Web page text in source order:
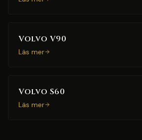
Volvo V90
Läs mer
Volvo S60
Läs mer